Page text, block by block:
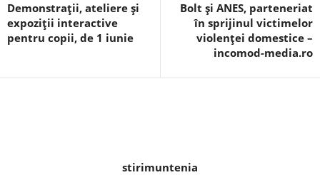
Demonstrații, ateliere și
expoziții interactive
pentru copii, de 1 iunie
Bolt și ANES, parteneriat
în sprijinul victimelor
violenței domestice –
incomod-media.ro
stirimuntenia